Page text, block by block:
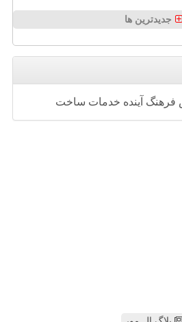
جدیدترین ها
فرهنگ آینده خدمات ساخت